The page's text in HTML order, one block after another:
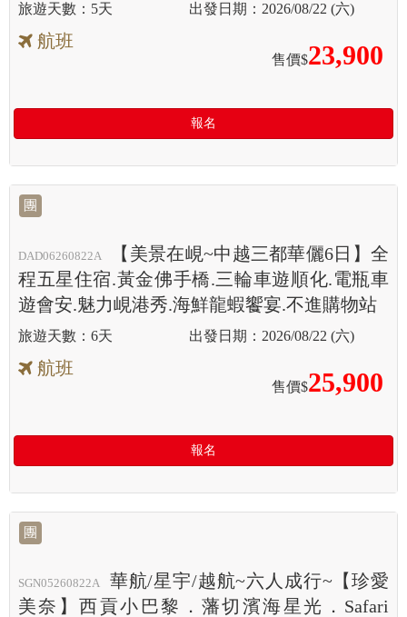
5天 2026/08/22 (六)
航班
售價$23,900
報名
團
DAD06260822A
【美景在峴~中越三都華儷6日】全
程五星住宿.黃金佛手橋.三輪車遊順化.電瓶車
遊會安.魅力峴港秀.海鮮龍蝦饗宴.不進購物站
6天 2026/08/22 (六)
航班
售價$25,900
報名
團
SGN05260822A
華航/星宇/越航~六人成行~【珍愛
美奈】西貢小巴黎．藩切濱海星光．Safari